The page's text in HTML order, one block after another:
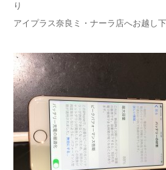
り
アイプラス奈良ミ・ナーラ店へお越し